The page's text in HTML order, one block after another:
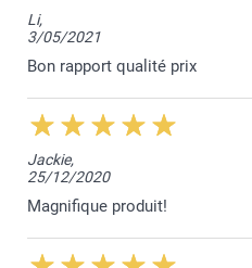
Li,
3/05/2021
Bon rapport qualité prix
Jackie,
25/12/2020
Magnifique produit!